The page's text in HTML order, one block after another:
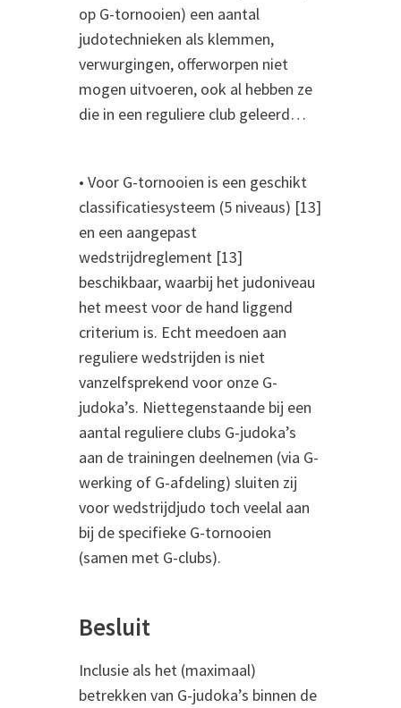
op G-tornooien) een aantal
judotechnieken als klemmen,
verwurgingen, offerworpen niet
mogen uitvoeren, ook al hebben ze
die in een reguliere club geleerd…
• Voor G-tornooien is een geschikt
classificatiesysteem (5 niveaus) [13]
en een aangepast
wedstrijdreglement [13]
beschikbaar, waarbij het judoniveau
het meest voor de hand liggend
criterium is. Echt meedoen aan
reguliere wedstrijden is niet
vanzelfsprekend voor onze G-
judoka’s. Niettegenstaande bij een
aantal reguliere clubs G-judoka’s
aan de trainingen deelnemen (via G-
werking of G-afdeling) sluiten zij
voor wedstrijdjudo toch veelal aan
bij de specifieke G-tornooien
(samen met G-clubs).
Besluit
Inclusie als het (maximaal)
betrekken van G-judoka’s binnen de